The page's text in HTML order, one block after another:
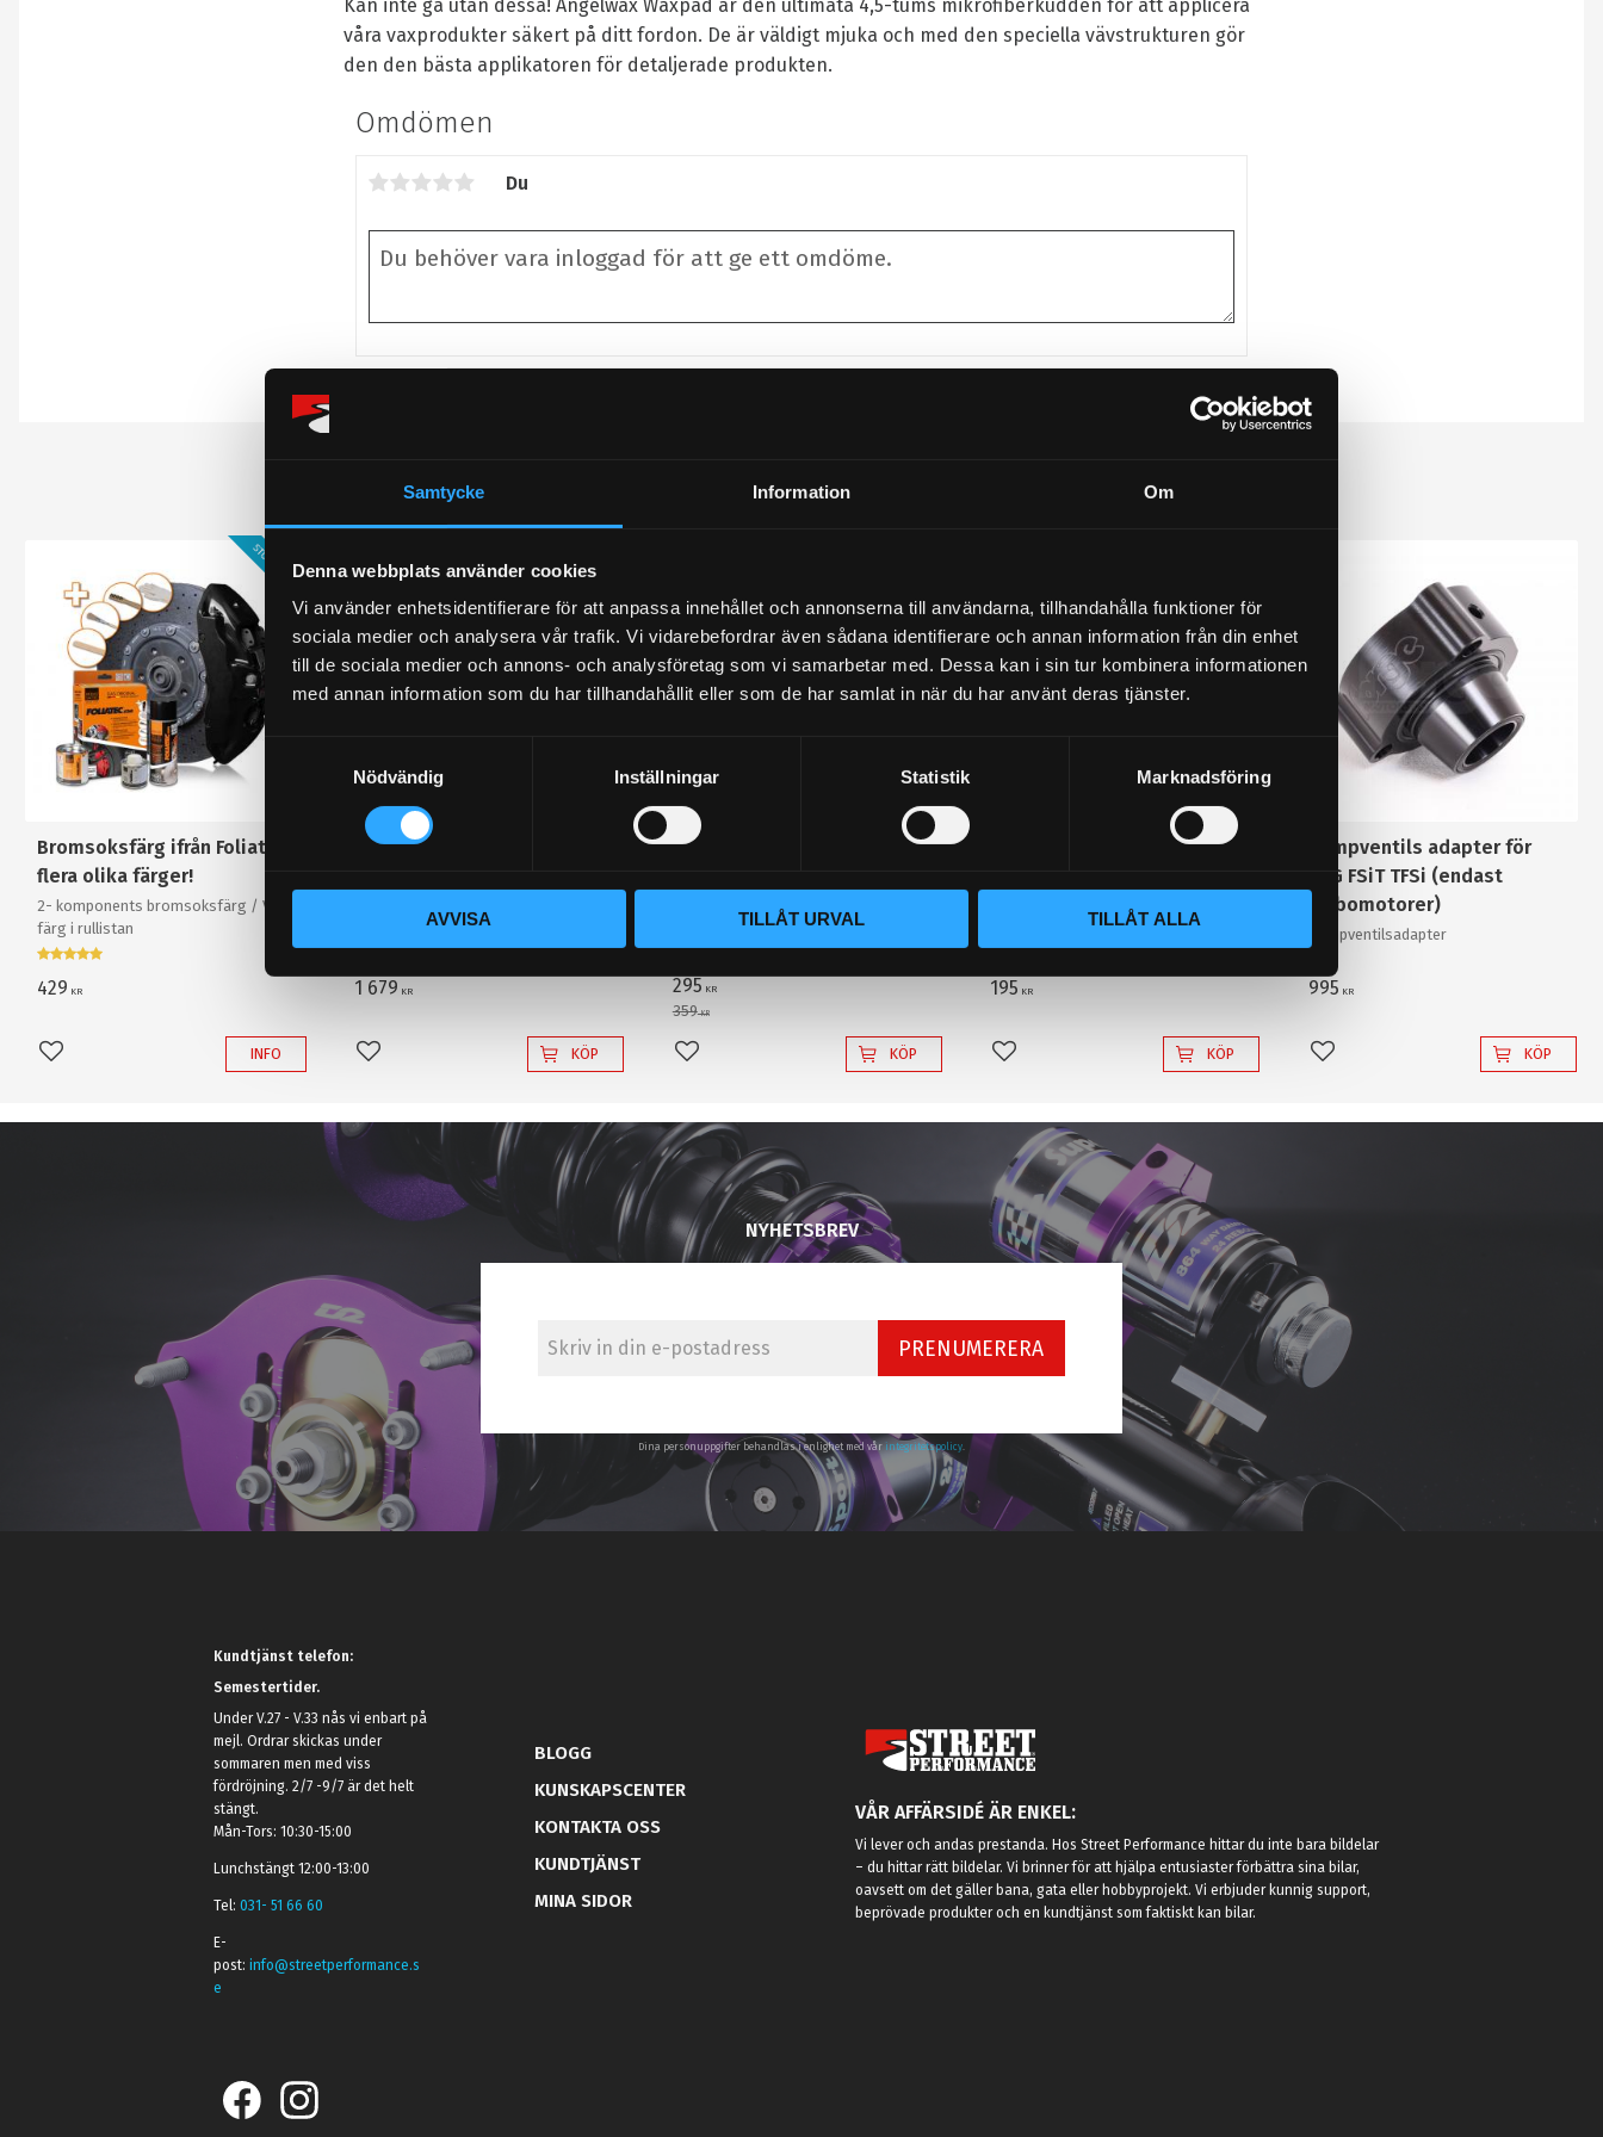
Samtycke Information Om
Denna webbplats använder cookies
Vi använder enhetsidentifierare för att anpassa innehållet och annonserna till användarna, tillhandahålla funktioner för
sociala medier och analysera vår trafik. Vi vidarebefordrar även sådana identifierare och annan information från din enhet
till de sociala medier och annons- och analysföretag som vi samarbetar med. Dessa kan i sin tur kombinera informationen
med annan information som du har tillhandahållit eller som de har samlat in när du har använt deras tjänster.
s
a
l
Nödvändig Inställningar Statistik Marknadsföring
AVVISA TILLÅT URVAL TILLÅT ALLA
Kan inte gå utan dessa! Angelwax Waxpad är den ultimata 4,5-tums mikrofiberkudden för att applicera
våra vaxprodukter säkert på ditt fordon. De är väldigt mjuka och med den speciella vävstrukturen gör
den den bästa applikatoren för detaljerade produkten.
Omdömen
Du
Populära produkter
Bromsoksfärg ifrån Foliatec,
flera olika färger!
2- komponents bromsoksfärg / Välj
färg i rullistan
429 KR
STORSÄLJARE!
Lägg till i favoriter INFO
Bränslepump Walbro
1 679 KR
STORSÄLJARE!
Lägg till i favoriter KÖP
Metallbehandlare MCR,
295 KR
359KR
Lägg till i favoriter KÖP
Backljuslampa 10W LED
och krossar enkelt en "80W"
backlampa av "värsta versionen"!
195 KR
Lägg till i favoriter KÖP
Dumpventils adapter för
VAG FSiT TFSi (endast
turbomotorer)
Dumpventilsadapter
995 KR
Lägg till i favoriter KÖP
NYHETSBREV
PRENUMERERA
Dina personuppgifter behandlas i enlighet med vår integritetspolicy
Kundtjänst telefon:
Semestertider.
Under V.27 - V.33 nås vi enbart på
mejl. Ordrar skickas under
sommaren men med viss
fördröjning. 2/7 -9/7 är det helt
stängt.
Mån-Tors: 10:30-15:00
Lunchstängt 12:00-13:00
Tel:031- 51 66 60
E-
post:info@streetperformance.s
e
BLOGG
KUNSKAPSCENTER
KONTAKTA OSS
KUNDTJÄNST
MINA SIDOR
VÅR AFFÄRSIDÉ ÄR ENKEL:
Vi lever och andas prestanda. Hos Street Performance hittar du inte bara bildelar
– du hittar rätt bildelar. Vi brinner för att hjälpa entusiaster förbättra sina bilar,
oavsett om det gäller bana, gata eller hobbyprojekt. Vi erbjuder kunnig support,
beprövade produkter och en kundtjänst som faktiskt kan bilar.